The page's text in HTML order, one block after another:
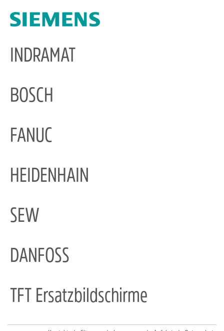
INDRAMAT
BOSCH
FANUC
HEIDENHAIN
SEW
DANFOSS
TFT Ersatzbildschirme